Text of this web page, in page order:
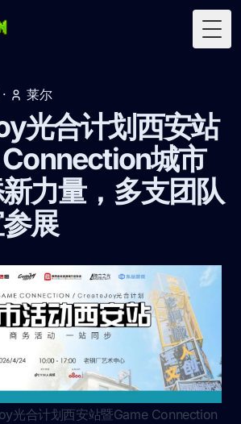
· 莱尔
光合计划西安站
城市
力量，多支团队
展
光合计划西安站暨Game Connection